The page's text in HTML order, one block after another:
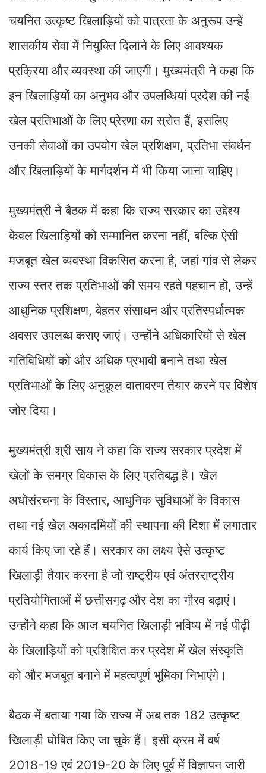
चयनित उत्कृष्ट खिलाड़ियों को पात्रता के अनुरूप उन्हें
शासकीय सेवा में नियुक्ति दिलाने के लिए आवश्यक
प्रक्रिया और व्यवस्था की जाएगी। मुख्यमंत्री ने कहा कि
इन खिलाड़ियों का अनुभव और उपलब्धियां प्रदेश की नई
खेल प्रतिभाओं के लिए प्रेरणा का स्रोत हैं, इसलिए
उनकी सेवाओं का उपयोग खेल प्रशिक्षण, प्रतिभा संवर्धन
और खिलाड़ियों के मार्गदर्शन में भी किया जाना चाहिए।
मुख्यमंत्री ने बैठक में कहा कि राज्य सरकार का उद्देश्य
केवल खिलाड़ियों को सम्मानित करना नहीं, बल्कि ऐसी
मजबूत खेल व्यवस्था विकसित करना है, जहां गांव से लेकर
राज्य स्तर तक प्रतिभाओं की समय रहते पहचान हो, उन्हें
आधुनिक प्रशिक्षण, बेहतर संसाधन और प्रतिस्पर्धात्मक
अवसर उपलब्ध कराए जाएं। उन्होंने अधिकारियों से खेल
गतिविधियों को और अधिक प्रभावी बनाने तथा खेल
प्रतिभाओं के लिए अनुकूल वातावरण तैयार करने पर विशेष
जोर दिया।
मुख्यमंत्री श्री साय ने कहा कि राज्य सरकार प्रदेश में
खेलों के समग्र विकास के लिए प्रतिबद्ध है। खेल
अधोसंरचना के विस्तार, आधुनिक सुविधाओं के विकास
तथा नई खेल अकादमियों की स्थापना की दिशा में लगातार
कार्य किए जा रहे हैं। सरकार का लक्ष्य ऐसे उत्कृष्ट
खिलाड़ी तैयार करना है जो राष्ट्रीय एवं अंतरराष्ट्रीय
प्रतियोगिताओं में छत्तीसगढ़ और देश का गौरव बढ़ाएं।
उन्होंने कहा कि आज चयनित खिलाड़ी भविष्य में नई पीढ़ी
के खिलाड़ियों को प्रशिक्षित कर प्रदेश में खेल संस्कृति
को और मजबूत बनाने में महत्वपूर्ण भूमिका निभाएंगे।
बैठक में बताया गया कि राज्य में अब तक 182 उत्कृष्ट
खिलाड़ी घोषित किए जा चुके हैं। इसी क्रम में वर्ष
2018-19 एवं 2019-20 के लिए पूर्व में विज्ञापन जारी